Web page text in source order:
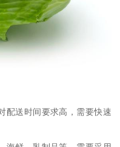
配送时间要求高，需要快速